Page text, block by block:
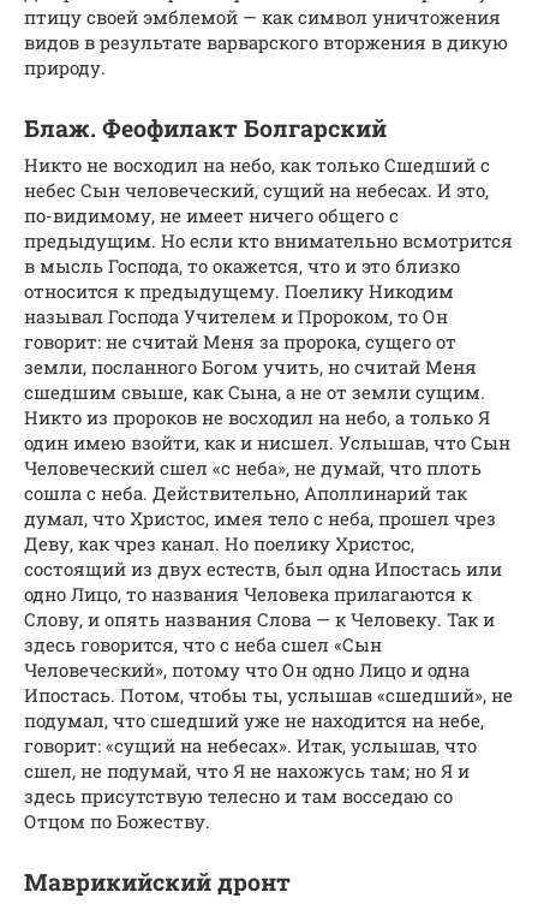
птицу своей эмблемой — как символ уничтожения
видов в результате варварского вторжения в дикую
природу.
Блаж. Феофилакт Болгарский
Никто не восходил на небо, как только Сшедший с
небес Сын человеческий, сущий на небесах. И это,
по-видимому, не имеет ничего общего с
предыдущим. Но если кто внимательно всмотрится
в мысль Господа, то окажется, что и это близко
относится к предыдущему. Поелику Никодим
называл Господа Учителем и Пророком, то Он
говорит: не считай Меня за пророка, сущего от
земли, посланного Богом учить, но считай Меня
сшедшим свыше, как Сына, а не от земли сущим.
Никто из пророков не восходил на небо, а только Я
один имею взойти, как и нисшел. Услышав, что Сын
Человеческий сшел «с неба», не думай, что плоть
сошла с неба. Действительно, Аполлинарий так
думал, что Христос, имея тело с неба, прошел чрез
Деву, как чрез канал. Но поелику Христос,
состоящий из двух естеств, был одна Ипостась или
одно Лицо, то названия Человека прилагаются к
Слову, и опять названия Слова — к Человеку. Так и
здесь говорится, что с неба сшел «Сын
Человеческий», потому что Он одно Лицо и одна
Ипостась. Потом, чтобы ты, услышав «сшедший», не
подумал, что сшедший уже не находится на небе,
говорит: «сущий на небесах». Итак, услышав, что
сшел, не подумай, что Я не нахожусь там; но Я и
здесь присутствую телесно и там восседаю со
Отцом по Божеству.
Маврикийский дронт